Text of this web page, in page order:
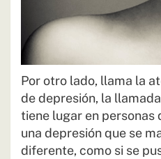
Por otro lado, llama la
de depresión, la
tiene lugar en personas
una depresión que se
diferente, como si se